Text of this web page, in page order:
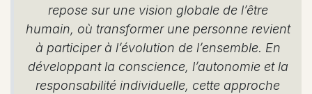
repose sur une vision globale de l’être
humain, où transformer une personne revient
à participer à l’évolution de l’ensemble. En
développant la conscience, l’autonomie et la
responsabilité individuelle, cette approche